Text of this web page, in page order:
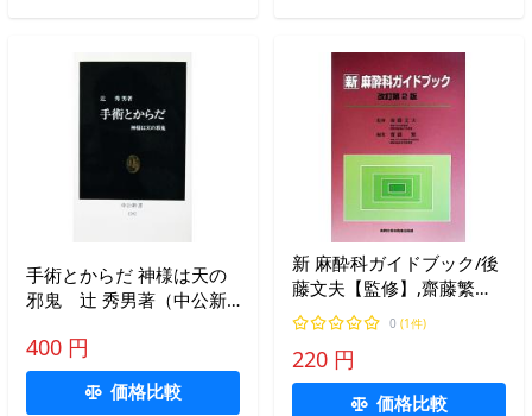
手術とからだ 神様は天の
邪鬼 辻 秀男著（中公新
400 円
価格比較
新 麻酔科ガイドブック/後
藤文夫【監修】,齋藤繁
【編】
0 (1件)
220 円
価格比較